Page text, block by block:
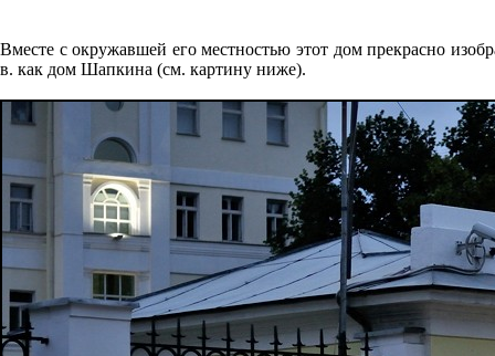
Вместе с окружавшей его местностью этот дом пре­красно
в. как дом Шапкина (см. картину ниже).